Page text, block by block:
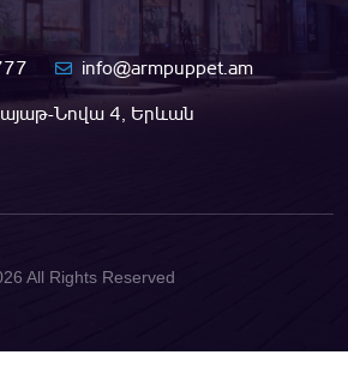
info@armpuppet.am
Նովա 4, Երևան
All Rights Reserved